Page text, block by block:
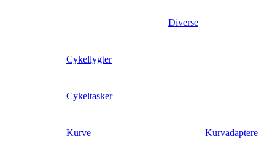
Diverse
Cykellygter
Cykeltasker
Kurve Kurvadaptere